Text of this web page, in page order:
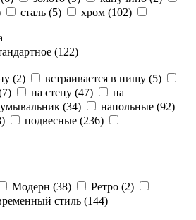
сталь (5) хром (102)
(122)
(2) встраивается в нишу (5)
7) на стену (47)
на
(34) напольные (92)
) подвесные (236)
Модерн (38) Ретро (2)
стиль (144)